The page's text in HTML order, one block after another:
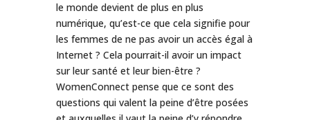
le monde devient de plus en plus
numérique, qu’est-ce que cela signifie pour
les femmes de ne pas avoir un accès égal à
Internet ? Cela pourrait-il avoir un impact
sur leur santé et leur bien-être ?
WomenConnect pense que ce sont des
questions qui valent la peine d’être posées